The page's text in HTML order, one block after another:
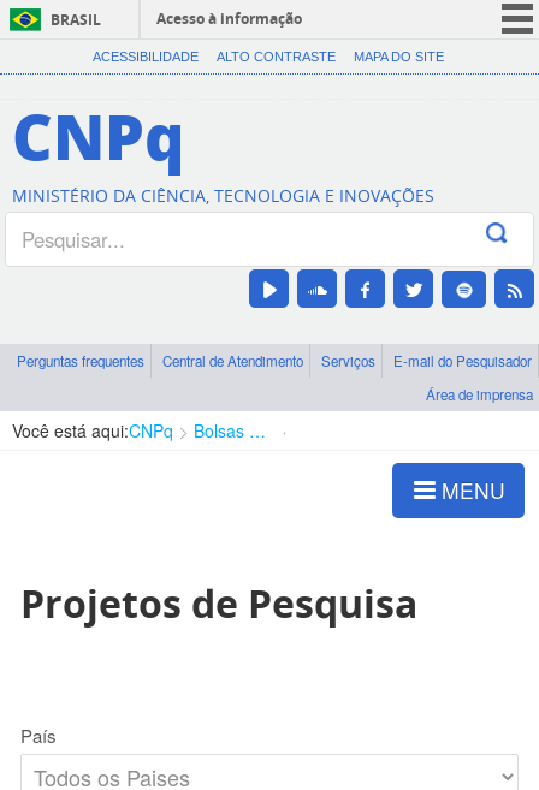
BRASIL
Acesso à informação
CORONAVÍRUS (COVID-19)
Canais
ACESSIBILIDADE ALTO CONTRASTE MAPA DO SITE
CNPq
MINISTÉRIO DA CIÊNCIA, TECNOLOGIA E INOVAÇÕES
Perguntas frequentes Central de Atendimento Serviços
E-mail do Pesquisador
Área de imprensa
Você está aqui:CNPq Bolsas e Auxílios Vigentes
MENU
Projetos de Pesquisa
País